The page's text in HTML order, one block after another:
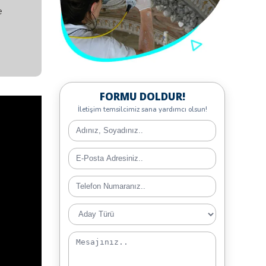
FORMU DOLDUR!
İletişim temsilcimiz sana yardımcı olsun!